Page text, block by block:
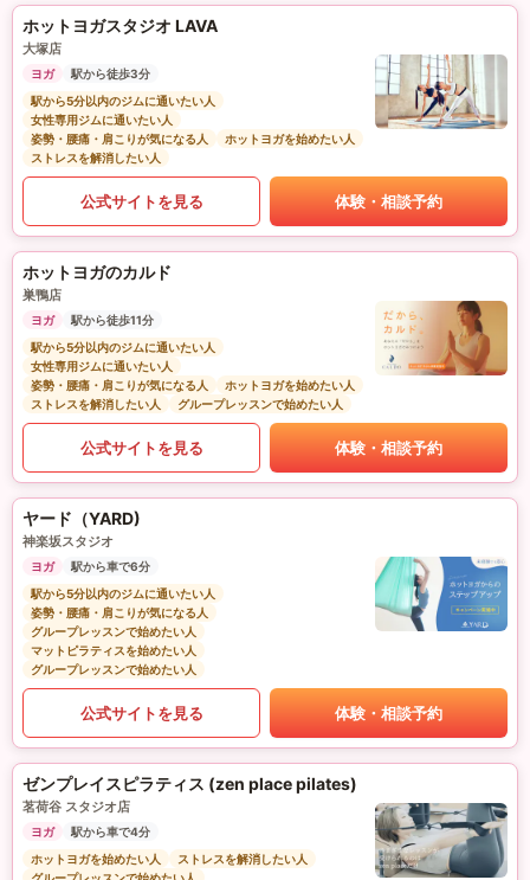
ホットヨガスタジオ LAVA
大塚店
ヨガ
駅から徒歩3分
駅から5分以内のジムに通いたい人
女性専用ジムに通いたい人
姿勢・腰痛・肩こりが気になる人
ホットヨガを始めたい人
ストレスを解消したい人
公式サイトを見る 体験・相談予約
ホットヨガのカルド
巣鴨店
ヨガ
駅から徒歩11分
駅から5分以内のジムに通いたい人
女性専用ジムに通いたい人
姿勢・腰痛・肩こりが気になる人
ホットヨガを始めたい人
ストレスを解消したい人
グループレッスンで始めたい人
公式サイトを見る 体験・相談予約
ヤード（YARD)
神楽坂スタジオ
ヨガ
駅から車で6分
駅から5分以内のジムに通いたい人
姿勢・腰痛・肩こりが気になる人
グループレッスンで始めたい人
マットピラティスを始めたい人
グループレッスンで始めたい人
公式サイトを見る 体験・相談予約
ゼンプレイスピラティス (zen place pilates)
茗荷谷 スタジオ店
ヨガ
駅から車で4分
ホットヨガを始めたい人
ストレスを解消したい人